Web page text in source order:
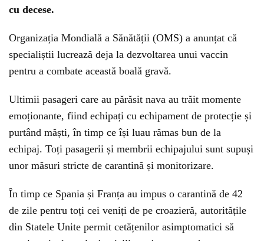
cu decese.
Organizația Mondială a Sănătății (OMS) a anunțat că
specialiștii lucrează deja la dezvoltarea unui vaccin
pentru a combate această boală gravă.
Ultimii pasageri care au părăsit nava au trăit momente
emoționante, fiind echipați cu echipament de protecție și
purtând măști, în timp ce își luau rămas bun de la
echipaj. Toți pasagerii și membrii echipajului sunt supuși
unor măsuri stricte de carantină și monitorizare.
În timp ce Spania și Franța au impus o carantină de 42
de zile pentru toți cei veniți de pe croazieră, autoritățile
din Statele Unite permit cetățenilor asimptomatici să